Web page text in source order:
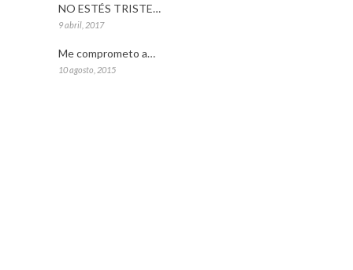
NO ESTÉS TRISTE…
9 abril, 2017
Me comprometo a…
10 agosto, 2015